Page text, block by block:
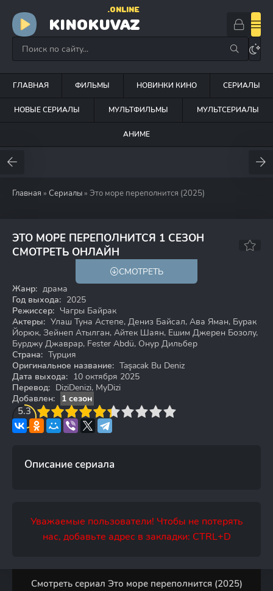
KINOKUVAZ
.ONLINE
ГЛАВНАЯ ФИЛЬМЫ НОВИНКИ КИНО СЕРИАЛЫ
НОВЫЕ СЕРИАЛЫ МУЛЬТФИЛЬМЫ МУЛЬТСЕРИАЛЫ
АНИМЕ
Главная » Сериалы » Это море переполнится (2025)
ЭТО МОРЕ ПЕРЕПОЛНИТСЯ 1 СЕЗОН
СМОТРЕТЬ ОНЛАЙН
8.6
СМОТРЕТЬ
Жанр: драма
Год выхода: 2025
Режиссер: Чагры Байрак
Актеры: Улаш Туна Астепе, Дениз Байсал, Ава Яман, Бурак
Йорюк, Зейнеп Атылган, Айтек Шаян, Ешим Джерен Бозолу,
Бурджу Джаврар, Fester Abdü, Онур Дильбер
Страна: Турция
Оригинальное название: Taşacak Bu Deniz
Дата выхода: 10 октября 2025
Перевод: DiziDenizi, MyDizi
Добавлен:
1 сезон
5.3
4 5 6 7 8 9 10
Описание сериала
Уважаемые пользователи! Чтобы не потерять
нас, добавьте адрес в закладки: CTRL+D
Смотреть сериал Это море переполнится (2025)